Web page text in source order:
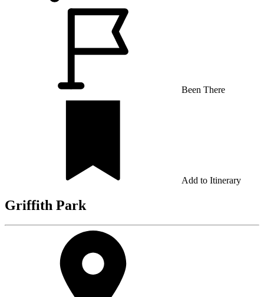
Been There
Add to Itinerary
Griffith Park